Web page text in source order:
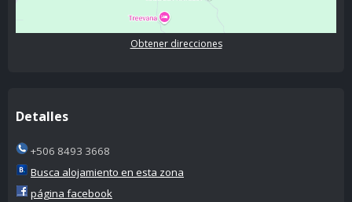
Obtener direcciones
Detalles
+506 8493 3668
Busca alojamiento en esta zona
página facebook